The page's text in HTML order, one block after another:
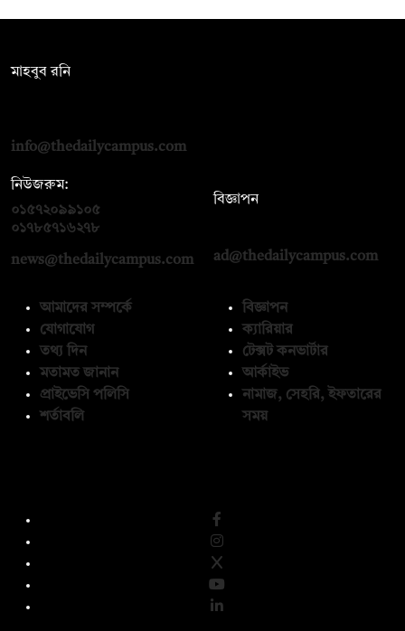
মাহবুব রনি
info@thedailycampus.com
নিউজরুম:
০১৫৭২০৯৯১০৫
০১৭৮৫৭১৬২৭৮
news@thedailycampus.com
বিজ্ঞাপন
ad@thedailycampus.com
আমাদের সম্পর্কে
যোগাযোগ
তথ্য দিন
মতামত জানান
প্রাইভেসি পলিসি
শর্তাবলি
বিজ্ঞাপন
ক্যারিয়ার
টেক্সট কনভার্টার
আর্কাইভ
নামাজ, সেহরি, ইফতারের
সময়